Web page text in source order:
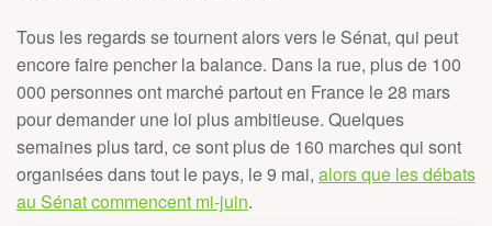
Tous les regards se tournent alors vers le Sénat, qui peut
encore faire pencher la balance. Dans la rue, plus de 100
000 personnes ont marché partout en France le 28 mars
pour demander une loi plus ambitieuse. Quelques
semaines plus tard, ce sont plus de 160 marches qui sont
organisées dans tout le pays, le 9 mai, alors que les débats
au Sénat commencent mi-juin.